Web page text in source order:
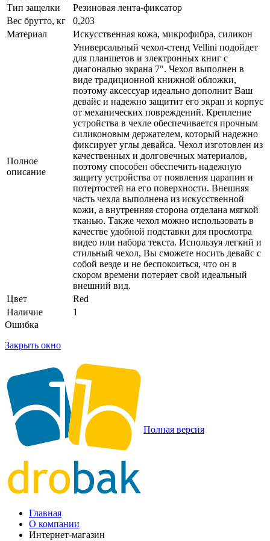
Тип защелки
Резиновая лента-фиксатор
Вес брутто, кг
0,203
Материал
Искусственная кожа, микрофибра, силикон
Полное
описание
Универсальный чехол-стенд Vellini подойдет
для планшетов и электронных книг с
диагональю экрана 7". Чехол выполнен в
виде традиционной книжной обложки,
поэтому аксессуар идеально дополнит Ваш
девайс и надежно защитит его экран и корпус
от механических повреждений. Крепление
устройства в чехле обеспечивается прочным
силиконовым держателем, который надежно
фиксирует углы девайса. Чехол изготовлен из
качественных и долговечных материалов,
поэтому способен обеспечить надежную
защиту устройства от появления царапин и
потертостей на его поверхности. Внешняя
часть чехла выполнена из искусственной
кожи, а внутренняя сторона отделана мягкой
тканью. Также чехол можно использовать в
качестве удобной подставки для просмотра
видео или набора текста. Используя легкий и
стильный чехол, Вы сможете носить девайс с
собой везде и не беспокоиться, что он в
скором времени потеряет свой идеальный
внешний вид.
Цвет
Red
Наличие
1
Ошибка
Закрыть окно
Полная версия
Главная
О компании
Интернет-магазин